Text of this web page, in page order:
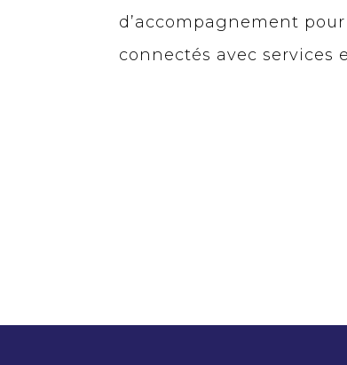
d’accompagnement
connectés avec services